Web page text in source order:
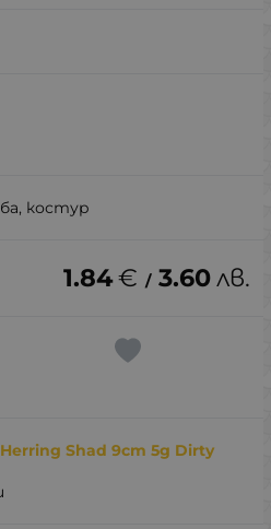
костур
1.84€ / 3.60лв.
Herring Shad 9cm 5g Dirty